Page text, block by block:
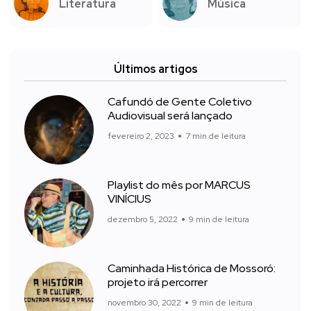
Literatura Música
Últimos artigos
Cafundó de Gente Coletivo
Audiovisual será lançado
fevereiro 2, 2023 7 min de leitura
Playlist do mês por MARCUS
VINÍCIUS
dezembro 5, 2022 9 min de leitura
Caminhada Histórica de Mossoró:
projeto irá percorrer
novembro 30, 2022 9 min de leitura